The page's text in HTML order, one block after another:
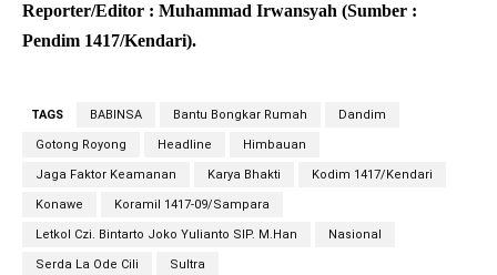
Reporter/Editor : Muhammad Irwansyah (Sumber :
Pendim 1417/Kendari).
TAGS BABINSA Bantu Bongkar Rumah Dandim
Gotong Royong Headline Himbauan
Jaga Faktor Keamanan Karya Bhakti Kodim 1417/Kendari
Konawe Koramil 1417-09/Sampara
Letkol Czi. Bintarto Joko Yulianto SIP. M.Han Nasional
Serda La Ode Cili Sultra